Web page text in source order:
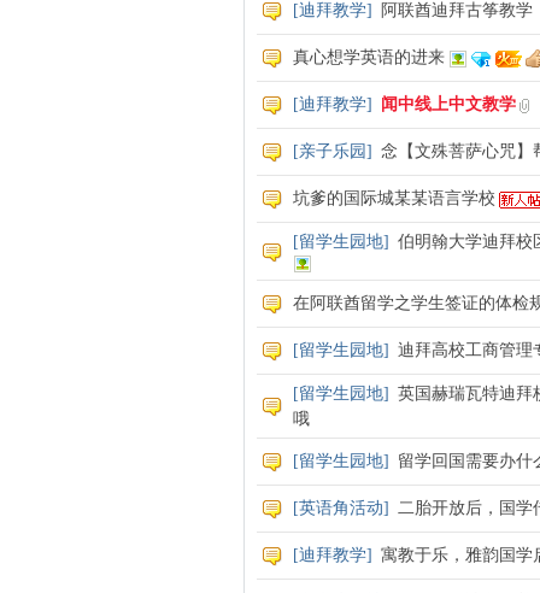
[迪拜教学] 阿联酋迪拜古筝教学
真心想学英语的进来
[迪拜教学] 闻中线上中文教学
[亲子乐园 ] 念【文殊菩萨心咒】
坑爹的国际城某某语言学校
[留学生园地] 伯明翰大学迪拜校
在阿联酋留学之学生签证的体检
[留学生园地] 迪拜高校工商管理
[留学生园地] 英国赫瑞瓦特迪拜
哦
[留学生园地] 留学回国需要办什
[英语角活动] 二胎开放后，国学
[迪拜教学] 寓教于乐，雅韵国学